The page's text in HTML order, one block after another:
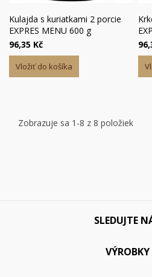
Kulajda s kuriatkami 2 porcie
EXPRES MENU 600 g
96,35 Kč
Vložiť do košíka
Zobrazuje sa 1-8 z 8 položiek
SLEDUJTE
VÝROBKY